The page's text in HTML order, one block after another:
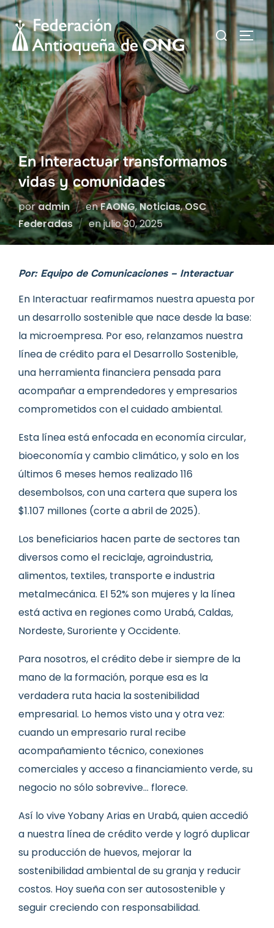
Saltar
al
contenido
Buscar:
En Interactuar transformamos
vidas y comunidades
poradmin enFAONG,Noticias,OSC
Federadas
enPublicado
el
julio 30, 2025
Por: Equipo de Comunicaciones– Interactuar
En Interactuar reafirmamos nuestra apuesta por
un desarrollo sostenible que nace desde la base:
la microempresa. Por eso, relanzamos nuestra
línea de crédito para el Desarrollo Sostenible,
una herramienta financiera pensada para
acompañar a emprendedores y empresarios
comprometidos con el cuidado ambiental.
Esta línea está enfocada en economía circular,
bioeconomía y cambio climático, y solo en los
últimos 6 meses hemos realizado 116
desembolsos, con una cartera que supera los
$1.107 millones (corte a abril de 2025).
Los beneficiarios hacen parte de sectores tan
diversos como el reciclaje, agroindustria,
alimentos, textiles, transporte e industria
metalmecánica. El 52% son mujeres y la línea
está activa en regiones como Urabá, Caldas,
Nordeste, Suroriente y Occidente.
Para nosotros, el crédito debe ir siempre de la
mano de la formación, porque esa es la
verdadera ruta hacia la sostenibilidad
empresarial. Lo hemos visto una y otra vez:
cuando un empresario rural recibe
acompañamiento técnico, conexiones
comerciales y acceso a financiamiento verde, su
negocio no sólo sobrevive… florece.
Así lo vive Yobany Arias en Urabá, quien accedió
a nuestra línea de crédito verde y logró duplicar
su producción de huevos, mejorar la
sostenibilidad ambiental de su granja y reducir
costos. Hoy sueña con ser autosostenible y
seguir creciendo con responsabilidad.